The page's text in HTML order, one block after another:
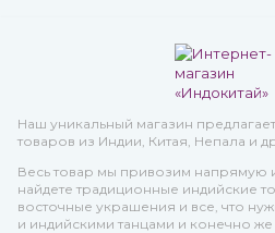
Наш уникальный магазин
товаров из Индии, Китая, Непала и
Весь товар мы привозим напрямую
найдете традиционные индийские
восточные украшения и все, что
и индийскими танцами и конечно